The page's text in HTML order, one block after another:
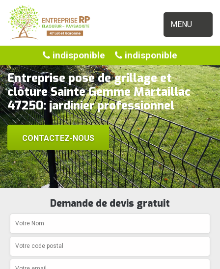
MENU
indisponible indisponible
Entreprise pose de grillage et
clôture Sainte Gemme Martaillac
47250: jardinier professionnel
CONTACTEZ-NOUS
Demande de devis gratuit